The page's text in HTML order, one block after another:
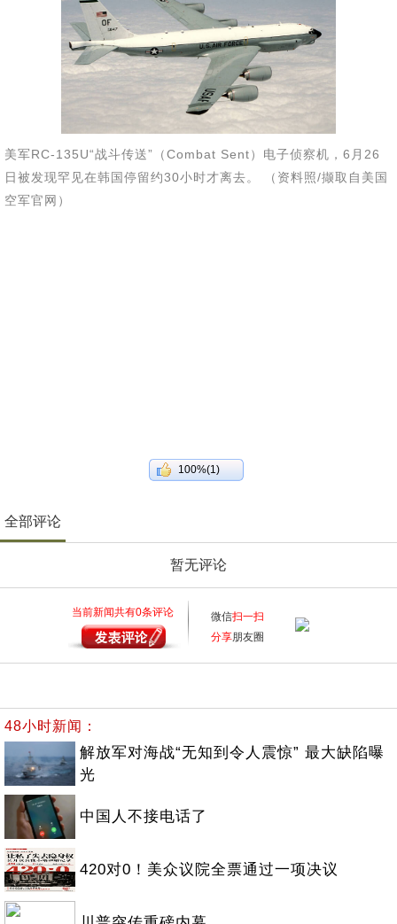
美军RC-135U“战斗传送”（Combat Sent）电子侦察机，6月26
日被发现罕见在韩国停留约30小时才离去。 （资料照/撷取自美国
空军官网）
100%(1)
全部评论
暂无评论
当前新闻共有0条评论 微信扫一扫
分享朋友圈
48小时新闻：
解放军对海战“无知到令人震惊” 最大缺陷曝
光
中国人不接电话了
420对0！美众议院全票通过一项决议